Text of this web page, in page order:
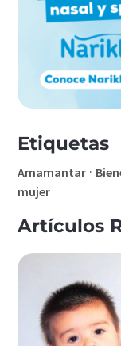
Etiquetas
Amamantar ·
mujer
Artículos